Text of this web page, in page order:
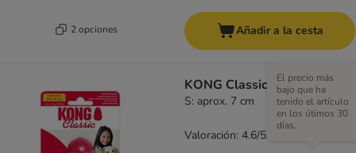
2 opciones Añadir a la cesta
KONG Classic rojo
S: aprox. 7 cm
El precio más
bajo que ha
tenido el artículo
en los útimos 30
días.
Valoración: 4.6/5